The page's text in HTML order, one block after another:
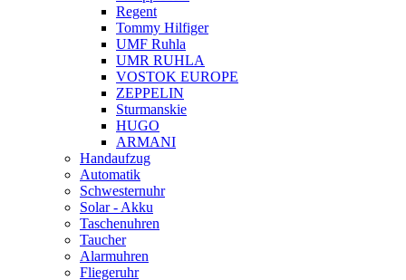
Regent
Tommy Hilfiger
UMF Ruhla
UMR RUHLA
VOSTOK EUROPE
ZEPPELIN
Sturmanskie
HUGO
ARMANI
Handaufzug
Automatik
Schwesternuhr
Solar - Akku
Taschenuhren
Taucher
Alarmuhren
Fliegeruhr